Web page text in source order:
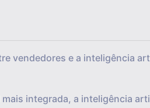
vendedores e a inteligência
integrada, a inteligência